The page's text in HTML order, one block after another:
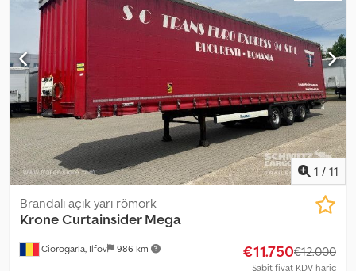
görünümünü web sitemizde bulabilirsiniz. Finansmana mı
ihtiyacınız var? Bireysel finansman çözümleri, tam hizmet
sözleşmeleri ve telematik hizmetler sunuyoruz. Size kişisel olarak
danışmaktan memnuniyet duyarız. Cedpfx Aloy Sb Adj Djrf
1 / 11
Ciorogarla, Ilfov 986 km
Brandalı açık yarı römork
KroneCurtainsider Mega
€11.750€12.000
Sabit fiyat KDV hariç